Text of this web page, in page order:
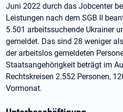
Juni 2022 durch das Jobcenter
Leistungen nach dem SGB II
5.501 arbeitssuchende Ukrainer
gemeldet. Das sind 28 weniger
der arbeitslos gemeldeten
Staatsangehörigkeit beträgt im
Rechtskreisen 2.552 Personen,
Vormonat.